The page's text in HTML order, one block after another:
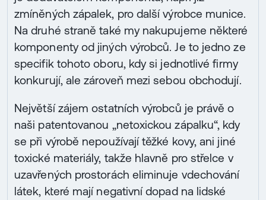
zmíněných zápalek, pro další výrobce munice.
Na druhé straně také my nakupujeme některé
komponenty od jiných výrobců. Je to jedno ze
specifik tohoto oboru, kdy si jednotlivé firmy
konkurují, ale zároveň mezi sebou obchodují.
Největší zájem ostatních výrobců je právě o
naši patentovanou „netoxickou zápalku“, kdy
se při výrobě nepoužívají těžké kovy, ani jiné
toxické materiály, takže hlavně pro střelce v
uzavřených prostorách eliminuje vdechování
látek, které mají negativní dopad na lidské